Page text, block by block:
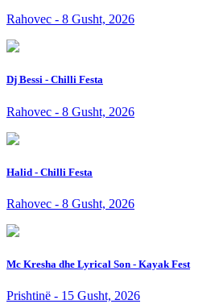
Rahovec - 8 Gusht, 2026
Dj Bessi - Chilli Festa
Rahovec - 8 Gusht, 2026
Halid - Chilli Festa
Rahovec - 8 Gusht, 2026
Mc Kresha dhe Lyrical Son - Kayak Fest
Prishtinë - 15 Gusht, 2026